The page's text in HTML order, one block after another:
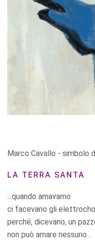
Marco Cavallo - simbolo
LA TERRA SANTA
...quando amavamo
ci facevano gli
perché, dicevano, un
non può amare nessuno...